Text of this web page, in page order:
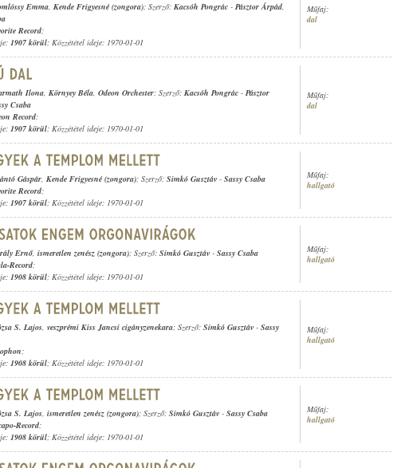
Emma, Kende Frigyesné (zongora); Szerző: Kacsóh Pongrác - Pásztor Árpád,
Record;
1907 körül; Közzététel ideje: 1970-01-01
Műfaj:
dal
Ilona, Környey Béla, Odeon Orchester; Szerző: Kacsóh Pongrác - Pásztor
Csaba
Record;
1907 körül; Közzététel ideje: 1970-01-01
Műfaj:
dal
Gáspár, Kende Frigyesné (zongora); Szerző: Simkó Gusztáv - Sassy Csaba
Record;
1907 körül; Közzététel ideje: 1970-01-01
Műfaj:
hallgató
Ernő, ismeretlen zenész (zongora); Szerző: Simkó Gusztáv - Sassy Csaba
Record;
1908 körül; Közzététel ideje: 1970-01-01
Műfaj:
hallgató
S. Lajos, veszprémi Kiss Jancsi cigányzenekara; Szerző: Simkó Gusztáv - Sassy
;
1908 körül; Közzététel ideje: 1970-01-01
Műfaj:
hallgató
S. Lajos, ismeretlen zenész (zongora); Szerző: Simkó Gusztáv - Sassy Csaba
Record;
1908 körül; Közzététel ideje: 1970-01-01
Műfaj:
hallgató